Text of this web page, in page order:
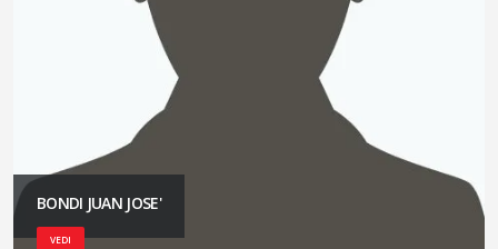
BONDI JUAN JOSE'
VEDI